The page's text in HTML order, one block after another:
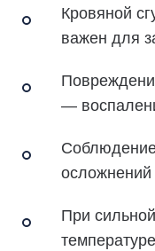
Кровяной
важен для
—
При